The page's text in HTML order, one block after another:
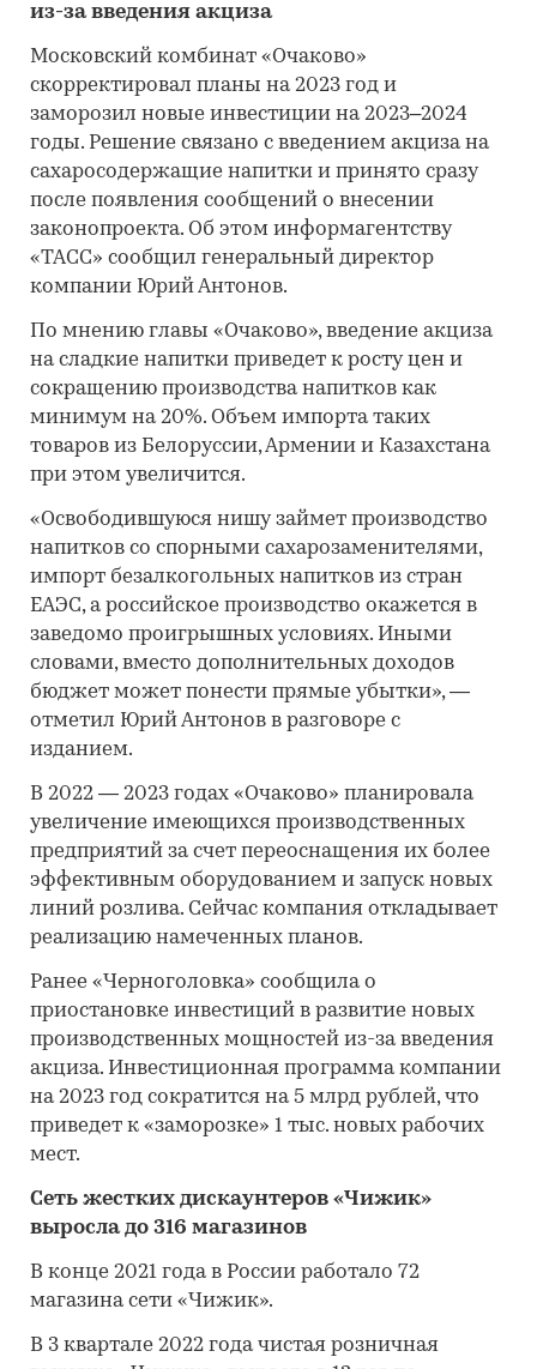
из-за введения акциза
Московский комбинат «Очаково»
скорректировал планы на 2023 год и
заморозил новые инвестиции на 2023–2024
годы. Решение связано с введением акциза на
сахаросодержащие напитки и принято сразу
после появления сообщений о внесении
законопроекта. Об этом информагентству
«ТАСС» сообщил генеральный директор
компании Юрий Антонов.
По мнению главы «Очаково», введение акциза
на сладкие напитки приведет к росту цен и
сокращению производства напитков как
минимум на 20%. Объем импорта таких
товаров из Белоруссии, Армении и Казахстана
при этом увеличится.
«Освободившуюся нишу займет производство
напитков со спорными сахарозаменителями,
импорт безалкогольных напитков из стран
ЕАЭС, а российское производство окажется в
заведомо проигрышных условиях. Иными
словами, вместо дополнительных доходов
бюджет может понести прямые убытки», —
отметил Юрий Антонов в разговоре с
изданием.
В 2022 — 2023 годах «Очаково» планировала
увеличение имеющихся производственных
предприятий за счет переоснащения их более
эффективным оборудованием и запуск новых
линий розлива. Сейчас компания откладывает
реализацию намеченных планов.
Ранее «Черноголовка» сообщила о
приостановке инвестиций в развитие новых
производственных мощностей из-за введения
акциза. Инвестиционная программа компании
на 2023 год сократится на 5 млрд рублей, что
приведет к «заморозке» 1 тыс. новых рабочих
мест.
Сеть жестких дискаунтеров «Чижик»
выросла до 316 магазинов
В конце 2021 года в России работало 72
магазина сети «Чижик».
В 3 квартале 2022 года чистая розничная